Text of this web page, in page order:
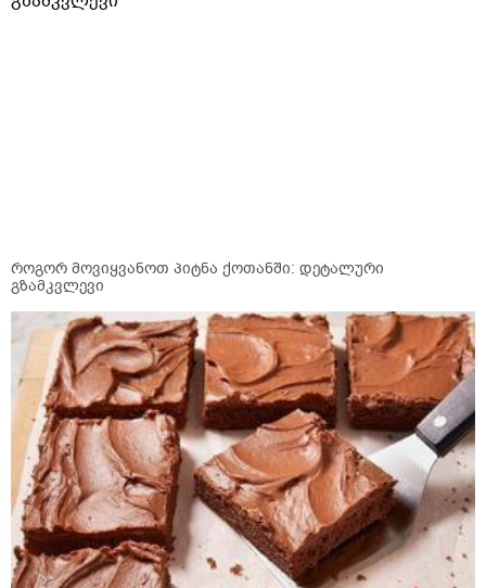
როგორ მოვიყვანოთ პიტნა ქოთანში: დეტალური
გზამკვლევი